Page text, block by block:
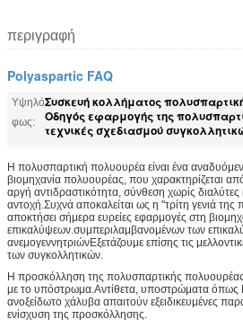
περιγραφή
Polyaspartic FAQ
Υψηλό
φως:
Συσκευή κολλήματος
Οδηγός εφαρμογής της
τεχνικές σχεδιασμού
Η πολυσπαρτική πολυουρέα είναι ένα
βιομηχανία πολυουρέας, που χαρακτηρίζεται
αργή αντιδραστικότητα, σύνθεση χωρίς
αντοχή.Συχνά αποκαλείται ως η "τρίτη γενιά της
αποκτήσει σήμερα ευρείες εφαρμογές στη
επικαλύψεων.συμπεριλαμβανομένων των
ανεμογεννητριώνΕξετάζουμε επίσης τις
των συγκολλητικών.
Η προσκόλληση της πολυσπαρτικής πολυουρέας
με το υπόστρωμα.Αντίθετα, υποστρώματα όπως
ανοξείδωτο χάλυβα απαιτούν εξειδικευμένες
ενίσχυση της προσκόλλησης.